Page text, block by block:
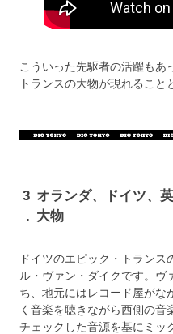
こういった先駆者の活躍もあ
トランスの大物が現れること
3
.
オランダ、ドイツ、
大物
ドイツのエピック・トラン
ル・ヴァン・ダイクです。ヴ
ち、地元にはレコード屋がな
く音楽を聴きながら西側の音
チェックした音源を基にミッ